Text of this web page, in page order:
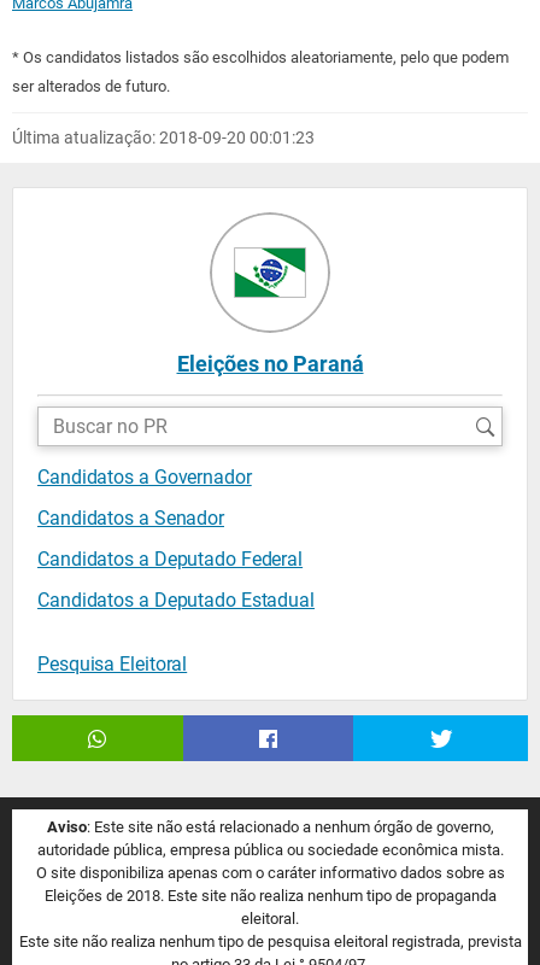
* Os candidatos listados são escolhidos aleatoriamente, pelo que podem
ser alterados de futuro.
Última atualização: 2018-09-20 00:01:23
Eleições no Paraná
Buscar
candidatos:
Candidatos a Governador
Candidatos a Senador
Candidatos a Deputado Federal
Candidatos a Deputado Estadual
Pesquisa Eleitoral
Aviso: Este site não está relacionado a nenhum órgão de governo,
autoridade pública, empresa pública ou sociedade econômica mista.
O site disponibiliza apenas com o caráter informativo dados sobre as
Eleições de 2018. Este site não realiza nenhum tipo de propaganda
eleitoral.
Este site não realiza nenhum tipo de pesquisa eleitoral registrada, prevista